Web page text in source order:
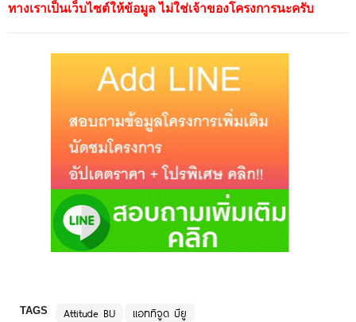
ทางเราเป็นเว็บไซต์ให้ข้อมูล ไม่ใช่เจ้าของโครงการนะครับ
TAGS Attitude BU แอททิจูด บียู